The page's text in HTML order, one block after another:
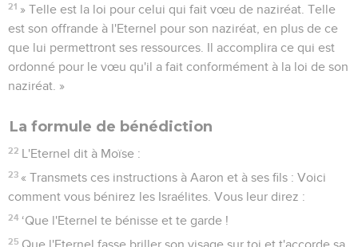
21 » Telle est la loi pour celui qui fait vœu de naziréat. Telle
est son offrande à l'Eternel pour son naziréat, en plus de ce
que lui permettront ses ressources. Il accomplira ce qui est
ordonné pour le vœu qu'il a fait conformément à la loi de son
naziréat. »
La formule de bénédiction
22 L'Eternel dit à Moïse :
23 « Transmets ces instructions à Aaron et à ses fils : Voici
comment vous bénirez les Israélites. Vous leur direz :
24 ‘Que l'Eternel te bénisse et te garde !
25 Que l'Eternel fasse briller son visage sur toi et t'accorde sa